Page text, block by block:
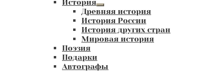
История
Развернутое
вложенное
меню
Древняя история
История России
История других стран
Мировая история
Поэзия
Подарки
Автографы